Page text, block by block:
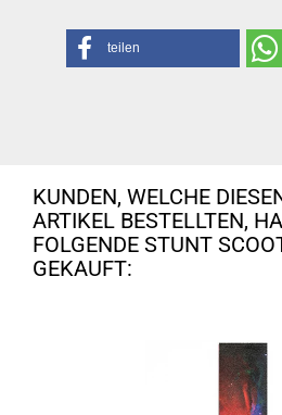
teilen
KUNDEN, WELCHE
ARTIKEL BESTELLTEN,
FOLGENDE STUNT
GEKAUFT: